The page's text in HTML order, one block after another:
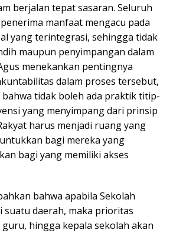
berjalan tepat sasaran. Seluruh
manfaat mengacu pada
yang terintegrasi, sehingga tidak
maupun penyimpangan dalam
menekankan pentingnya
dalam proses tersebut,
tidak boleh ada praktik titip-
yang menyimpang dari prinsip
harus menjadi ruang yang
bagi mereka yang
bagi yang memiliki akses
bahwa apabila Sekolah
suatu daerah, maka prioritas
hingga kepala sekolah akan